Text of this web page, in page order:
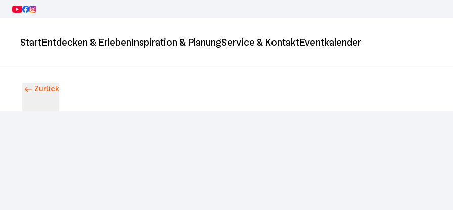
StartEntdecken & ErlebenInspiration & PlanungService & KontaktEventkalender
Zurück